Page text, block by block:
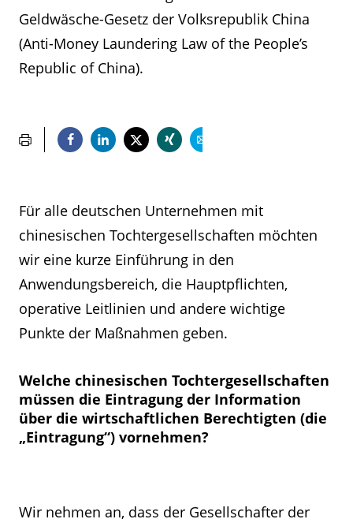
Geldwäsche-Gesetz der Volksrepublik China
(Anti-Money Laundering Law of the People’s
Republic of China).
Für alle deutschen Unternehmen mit
chinesischen Tochtergesellschaften möchten
wir eine kurze Einführung in den
Anwendungsbereich, die Hauptpflichten,
operative Leitlinien und andere wichtige
Punkte der Maßnahmen geben.
Welche chinesischen Tochtergesellschaften
müssen die Eintragung der Information
über die wirtschaftlichen Berechtigten (die
„Eintragung“) vornehmen?
Wir nehmen an, dass der Gesellschafter der